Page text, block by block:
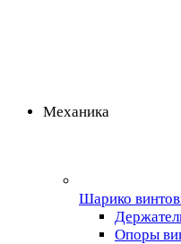
Механика
Шарико
Опоры